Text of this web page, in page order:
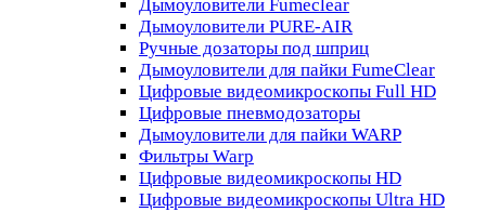
Дымоуловители Fumeclear
Дымоуловители PURE-AIR
Ручные дозаторы под шприц
Дымоуловители для пайки FumeClear
Цифровые видеомикроскопы Full HD
Цифровые пневмодозаторы
Дымоуловители для пайки WARP
Фильтры Warp
Цифровые видеомикроскопы HD
Цифровые видеомикроскопы Ultra HD